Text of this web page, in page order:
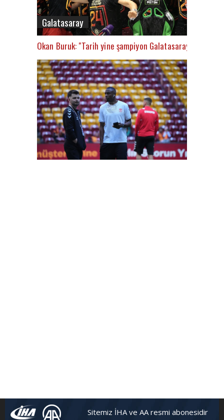
Galatasaray
Okan Buruk: "Tarih yine şampiyon Galatasaray’ı
Sitemiz İHA ve AA resmi abonesidir